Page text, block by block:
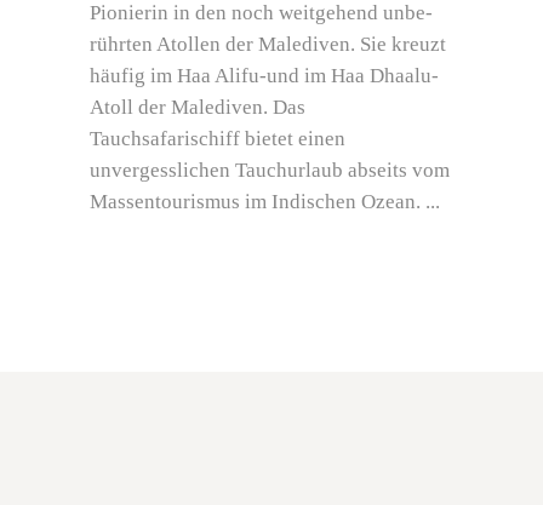
Pionierin in den noch weitgehend unbe­
rührten Atollen der Malediven. Sie kreuzt
häufig im Haa Alifu-und im Haa Dhaalu-
Atoll der Malediven. Das
Tauchsafarischiff bietet einen
unvergesslichen Tauchurlaub abseits vom
Massentourismus im Indischen Ozean.